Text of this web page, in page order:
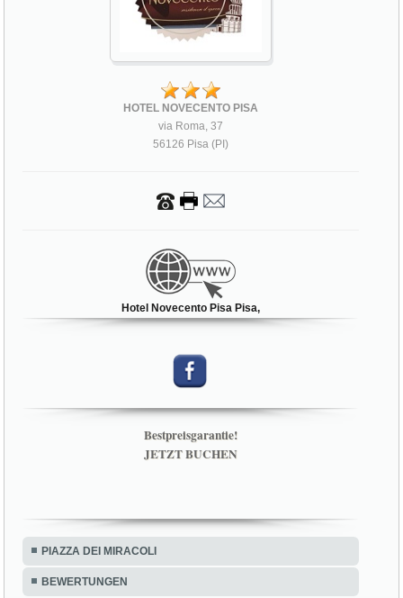
HOTEL NOVECENTO PISA
via Roma, 37
56126 Pisa (PI)
Hotel Novecento Pisa Pisa,
Bestpreisgarantie!
JETZT BUCHEN
PIAZZA DEI MIRACOLI
BEWERTUNGEN